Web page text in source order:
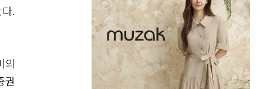
.
권